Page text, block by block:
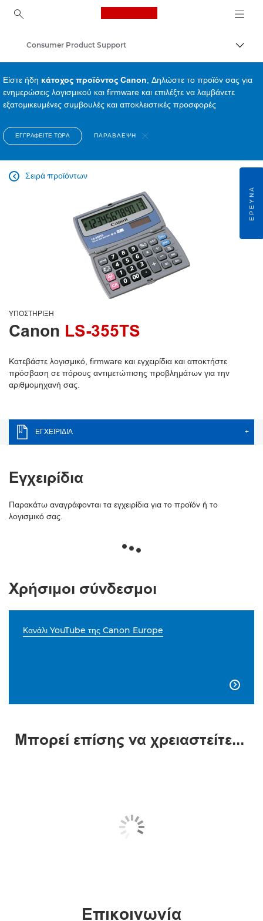
Canon Logo, back to
Consumer Product Support
Είστε ήδη κάτοχος προϊόντος Canon; Δηλώστε το προϊόν σας για
ενημερώσεις λογισμικού και firmware και επιλέξτε να λαμβάνετε
εξατομικευμένες συμβουλές και αποκλειστικές προσφορές
ΕΓΓΡΑΦΕΊΤΕ ΤΏΡΑ ΠΑΡΆΒΛΕΨΗ
Σειρά προϊόντων

ΥΠΟΣΤΉΡΙΞΗ
Canon LS-355TS
Κατεβάστε λογισμικό, firmware και εγχειρίδια και αποκτήστε
πρόσβαση σε πόρους αντιμετώπισης προβλημάτων για την
αριθμομηχανή σας.
ΕΓΧΕΙΡΊΔΙΑ +
Εγχειρίδια
Παρακάτω αναγράφονται τα εγχειρίδια για το προϊόν ή το
λογισμικό σας.
Χρήσιμοι σύνδεσμοι
Κανάλι YouTube της Canon Europe

Μπορεί επίσης να χρειαστείτε...
Επικοινωνία
ΈΡΕΥΝΑ